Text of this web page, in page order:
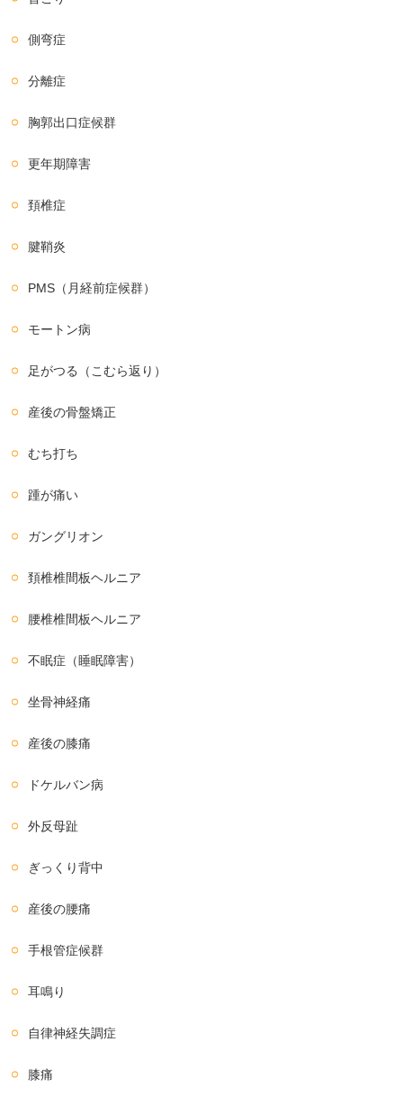
側弯症
分離症
胸郭出口症候群
更年期障害
頚椎症
腱鞘炎
PMS（月経前症候群）
モートン病
足がつる（こむら返り）
産後の骨盤矯正
むち打ち
踵が痛い
ガングリオン
頚椎椎間板ヘルニア
腰椎椎間板ヘルニア
不眠症（睡眠障害）
坐骨神経痛
産後の膝痛
ドケルバン病
外反母趾
ぎっくり背中
産後の腰痛
手根管症候群
耳鳴り
自律神経失調症
膝痛